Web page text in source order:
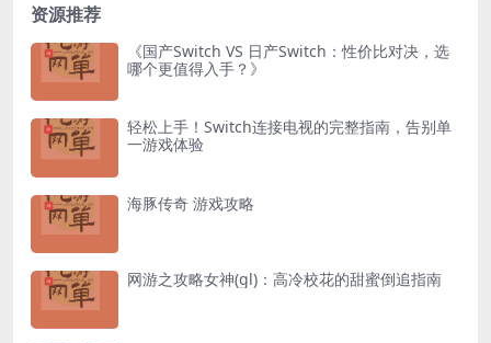
资源推荐
《国产Switch VS 日产Switch：性价比对决，选
哪个更值得入手？》
轻松上手！Switch连接电视的完整指南，告别单
一游戏体验
海豚传奇 游戏攻略
网游之攻略女神(gl)：高冷校花的甜蜜倒追指南